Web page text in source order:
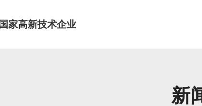
国家高新技术企业
新